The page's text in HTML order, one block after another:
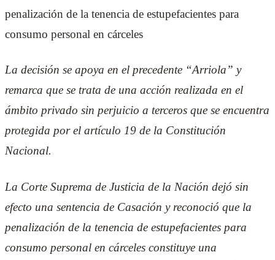
penalización de la tenencia de estupefacientes para
consumo personal en cárceles
La decisión se apoya en el precedente “Arriola” y
remarca que se trata de una acción realizada en el
ámbito privado sin perjuicio a terceros que se encuentra
protegida por el artículo 19 de la Constitución
Nacional.
La Corte Suprema de Justicia de la Nación dejó sin
efecto una sentencia de Casación y reconoció que la
penalización de la tenencia de estupefacientes para
consumo personal en cárceles constituye una